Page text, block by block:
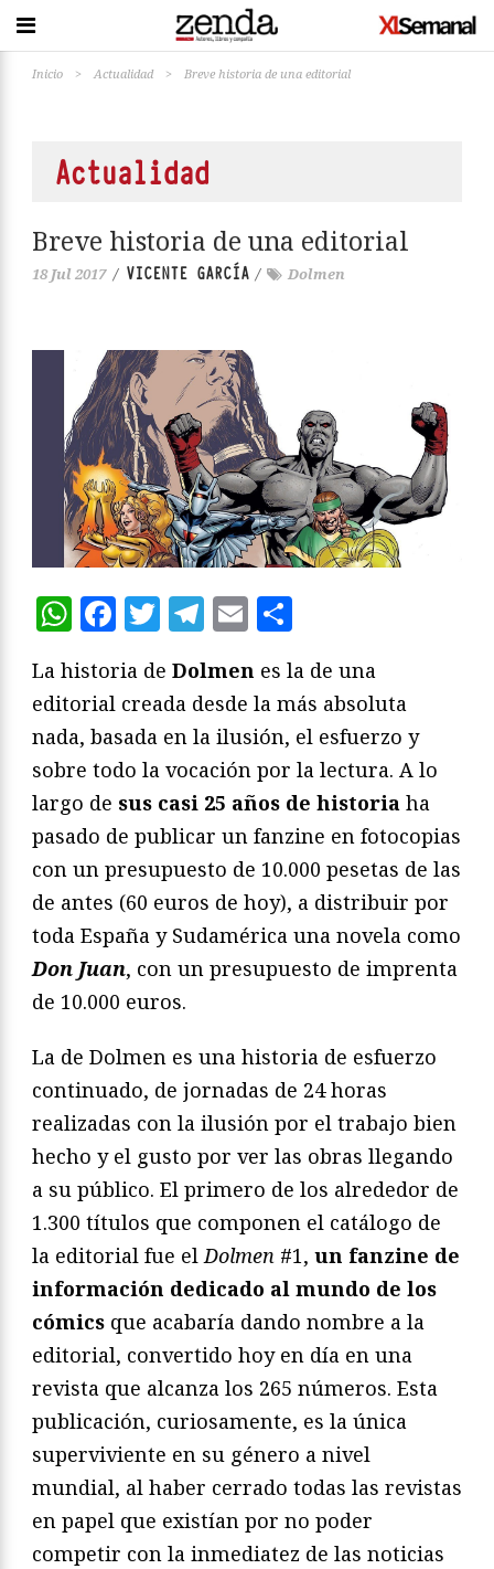
Inicio > Actualidad > Breve historia de una editorial
Actualidad
Breve historia de una editorial
18 Jul 2017 / VICENTE GARCÍA / Dolmen
WhatsApp
Facebook
Twitter
Telegram
Email
La historia de Dolmen es la de una
editorial creada desde la más absoluta
nada, basada en la ilusión, el esfuerzo y
sobre todo la vocación por la lectura. A lo
largo de sus casi 25 años de historia ha
pasado de publicar un fanzine en fotocopias
con un presupuesto de 10.000 pesetas de las
de antes (60 euros de hoy), a distribuir por
toda España y Sudamérica una novela como
Don Juan, con un presupuesto de imprenta
de 10.000 euros.
La de Dolmen es una historia de esfuerzo
continuado, de jornadas de 24 horas
realizadas con la ilusión por el trabajo bien
hecho y el gusto por ver las obras llegando
a su público. El primero de los alrededor de
1.300 títulos que componen el catálogo de
la editorial fue elDolmen #1, un fanzine de
información dedicado al mundo de los
cómics que acabaría dando nombre a la
editorial, convertido hoy en día en una
revista que alcanza los 265 números. Esta
publicación, curiosamente, es la única
superviviente en su género a nivel
mundial, al haber cerrado todas las revistas
en papel que existían por no poder
competir con la inmediatez de las noticias